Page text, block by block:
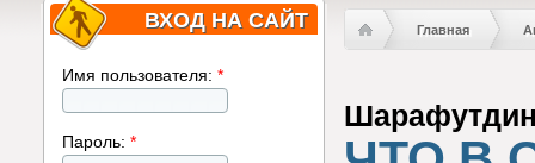
ВХОД НА САЙТ
Имя пользователя: *
Пароль: *
Главная